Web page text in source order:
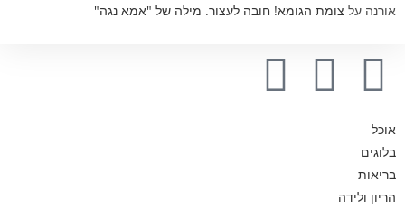
אורנה על צומת הגומא! חובה לעצור. מילה של "אמא נגה"
אוכל
בלוגים
בריאות
הריון ולידה